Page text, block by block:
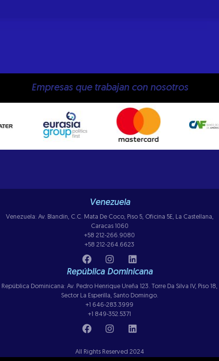
Empresas que trabajan con nosotros
Venezuela
Venezuela: Av. Blandin, C.C. Mata De Coco, Piso 5, Oficina 5E, La Castellana,
Caracas 1060
+58 212-266.9080
+58 212-264.6623
República Dominicana
República Dominicana: Av. Pedro Henrique Ureña 123. Torre Da Silva IV, Piso 18,
Sector La Esperilla, Santo Domingo.
+1 646-283.3999
+1 849-352.5371
All Rights Reserved 2024